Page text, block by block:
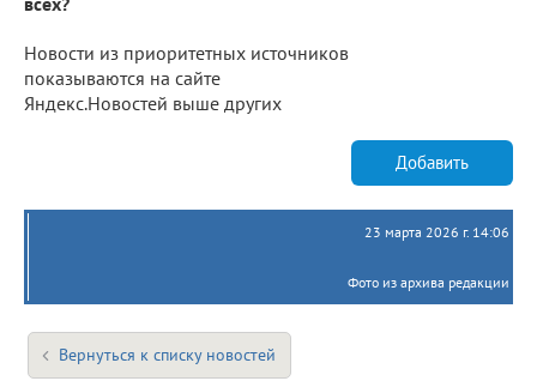
Новости из приоритетных источников
показываются на сайте
Яндекс.Новостей выше других
Добавить
23 марта 2026 г. 14:06
Фото из архива редакции
Вернуться к списку новостей